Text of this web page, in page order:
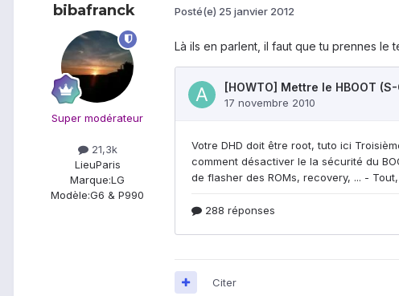
bibafranck
Super modérateur
21,3k
LieuParis
Marque:LG
Modèle:G6 & P990
Posté(e) 25 janvier 2012
Là ils en parlent, il faut que tu prennes le
Citer